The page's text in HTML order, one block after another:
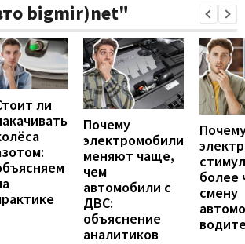
bigmir)net"
ли
Почему
электромобили
меняют чаще,
чем
автомобили с
ДВС:
объяснение
аналитиков
более
смену